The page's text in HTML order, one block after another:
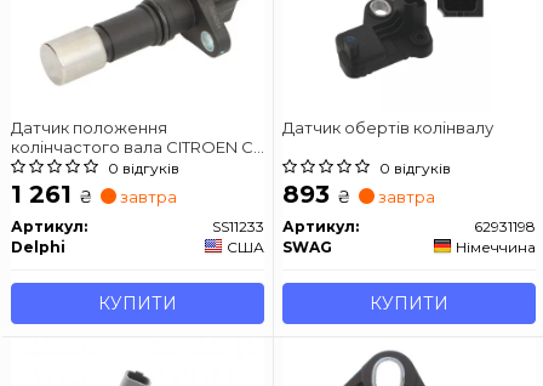
Датчик положення
колінчастого вала CITROEN C1,
C1 II DAIHATSU CUORE VII
PEUGEOT 107, 108 TOYOTA
AYGO, IQ, YARIS, YARIS / VIOS
1.0/1.0LPG 06.05-
0 відгуків
1 261 ₴ завтра
Артикул:
SS11233
Delphi
США
КУПИТИ
Датчик обертів колінвалу
0 відгуків
893 ₴ завтра
Артикул:
62931198
SWAG
Німеччина
КУПИТИ